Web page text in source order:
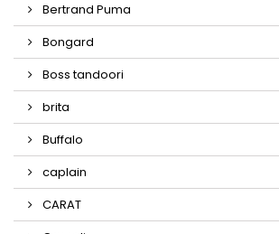
Bertrand Puma
Bongard
Boss tandoori
brita
Buffalo
caplain
CARAT